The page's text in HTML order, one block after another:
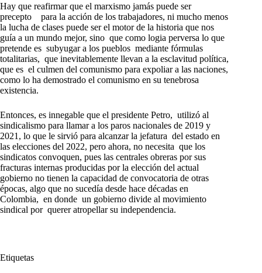
Hay que reafirmar que el marxismo jamás puede ser
precepto para la acción de los trabajadores, ni mucho menos
la lucha de clases puede ser el motor de la historia que nos
guía a un mundo mejor, sino que como logia perversa lo que
pretende es subyugar a los pueblos mediante fórmulas
totalitarias, que inevitablemente llevan a la esclavitud política,
que es el culmen del comunismo para expoliar a las naciones,
como lo ha demostrado el comunismo en su tenebrosa
existencia.
Entonces, es innegable que el presidente Petro, utilizó al
sindicalismo para llamar a los paros nacionales de 2019 y
2021, lo que le sirvió para alcanzar la jefatura del estado en
las elecciones del 2022, pero ahora, no necesita que los
sindicatos convoquen, pues las centrales obreras por sus
fracturas internas producidas por la elección del actual
gobierno no tienen la capacidad de convocatoria de otras
épocas, algo que no sucedía desde hace décadas en
Colombia, en donde un gobierno divide al movimiento
sindical por querer atropellar su independencia.
Etiquetas